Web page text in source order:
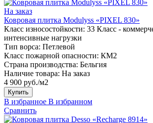
На заказ
Ковровая плитка Modulyss «PIXEL 830»
Класс износостойкости: 33 Класс -
интенсивные нагрузки
Тип ворса: Петлевой
Класс пожарной опасности: КМ2
Страна производства: Бельгия
Наличие товара: На заказ
4 900 руб./м2
Купить
В избранное В избранном
Сравнить